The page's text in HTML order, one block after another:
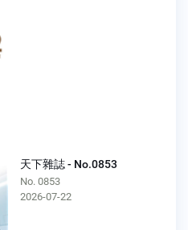
天下雜誌 - No.0853
No. 0853
2026-07-22